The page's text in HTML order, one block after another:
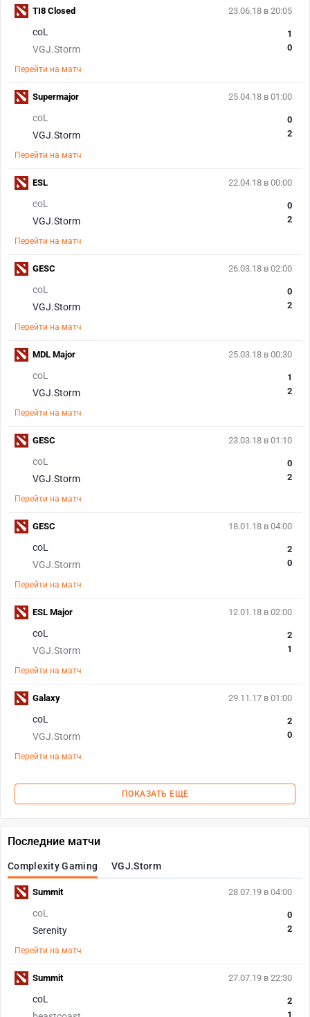
23.06.18 в 20:05
coL
VGJ.Storm
1
0
Перейти на матч
TI8 Closed
25.04.18 в 01:00
coL
VGJ.Storm
0
2
Перейти на матч
Supermajor
22.04.18 в 00:00
coL
VGJ.Storm
0
2
Перейти на матч
ESL
26.03.18 в 02:00
coL
VGJ.Storm
0
2
Перейти на матч
GESC
25.03.18 в 00:30
coL
VGJ.Storm
1
2
Перейти на матч
MDL Major
23.03.18 в 01:10
coL
VGJ.Storm
0
2
Перейти на матч
GESC
18.01.18 в 04:00
coL
VGJ.Storm
2
0
Перейти на матч
GESC
12.01.18 в 02:00
coL
VGJ.Storm
2
1
Перейти на матч
ESL Major
29.11.17 в 01:00
coL
VGJ.Storm
2
0
Перейти на матч
Galaxy
ПОКАЗАТЬ ЕЩЕ
Последние матчи
Complexity Gaming VGJ.Storm
28.07.19 в 04:00
coL
Serenity
0
2
Перейти на матч
Summit
27.07.19 в 22:30
coL
2
1
Summit